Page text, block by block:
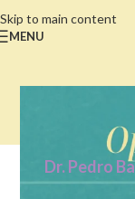
Skip to main content
MENU
Dr. Pedro